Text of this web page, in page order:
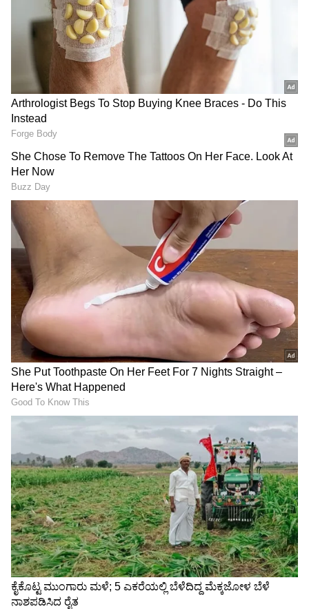
Image Credit :Google
ನಟನೆಗೆ ಉತ್ತಮ ಪ್ರತಿಕ್ರಿಯೆ
'ಮಾಸ್ಟರ್' ಚಿತ್ರದ ನಂತರ ಕಮಲ್ ಹಾಸನ್ ಅವರ 'ವಿಕ್ರಮ್'
ಚಿತ್ರದಲ್ಲಿಯೂ ಅತಿಥಿ ಪಾತ್ರದಲ್ಲಿ ಕಾಣಿಸಿಕೊಂಡಿದ್ದರು.
ವಿಶೇಷವಾಗಿ ಸೂರ್ಯ 'ರೋಲೆಕ್ಸ್' ಆಗಿ ಕಾಣಿಸಿಕೊಳ್ಳುವ
ದೃಶ್ಯಗಳಲ್ಲಿ ನಟಿಸಿದ್ದರಿಂದ ಅದಕ್ಕೂ ಉತ್ತಮ ಪ್ರತಿಕ್ರಿಯೆ
ಸಿಕ್ಕಿತು. ವಿಜಯ್‌ಗೆ ವಿಲನ್ ಆಗಿದ್ದ ಅರ್ಜುನ್ ದಾಸ್
ಅವರನ್ನು, ಅಧಿಕ್ ರವಿಚಂದ್ರನ್ ತಮ್ಮ 'ಗುಡ್ ಬ್ಯಾಡ್ ಅಗ್ಲಿ'
ಚಿತ್ರದಲ್ಲಿ ಅಜಿತ್‌ಗೆ ವಿಲನ್ ಆಗಿ ನಟಿಸಲು ಅವಕಾಶ
ನೀಡಿದರು. ಆ ಪಾತ್ರದಲ್ಲೂ ಅರ್ಜುನ್ ದಾಸ್ ಮಿಂಚಿದ್ದರು.
ಅವರು ಕೇವಲ ಖಳನಾಯಕನಾಗಿ ಮಾತ್ರವಲ್ಲದೆ, ಹಲವು
ಚಿತ್ರಗಳಲ್ಲಿ ನಾಯಕನಾಗಿಯೂ ನಟಿಸಿದ್ದಾರೆ. ಆದರೆ ಆ
ಚಿತ್ರಗಳು ದೊಡ್ಡ ಮಟ್ಟದಲ್ಲಿ ಯಶಸ್ಸು ಕಾಣಲಿಲ್ಲ.